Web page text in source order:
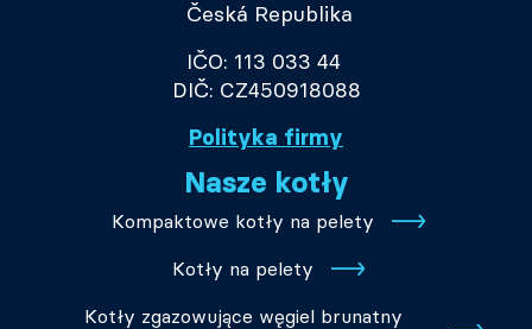
Česká Republika
IČO: 113 033 44
DIČ: CZ450918088
Polityka firmy
Nasze kotły
Kompaktowe kotły na pelety
Kotły na pelety
Kotły zgazowujące węgiel brunatny